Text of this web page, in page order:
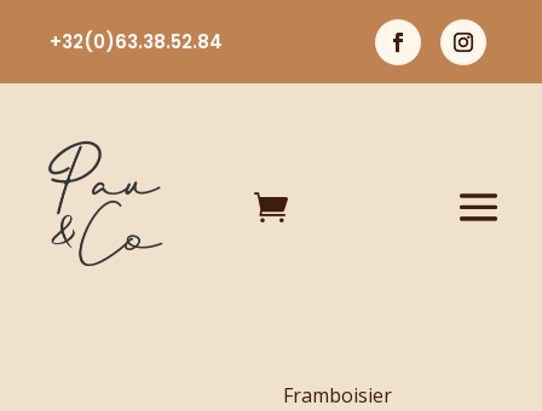
+32(0)63.38.52.84

Framboisier